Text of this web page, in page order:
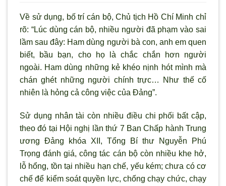
Về sử dụng, bố trí cán bộ, Chủ tịch Hồ Chí Minh chỉ
rõ: “Lúc dùng cán bộ, nhiều người đã phạm vào sai
lầm sau đây: Ham dùng người bà con, anh em quen
biết, bầu bạn, cho họ là chắc chắn hơn người
ngoài. Ham dùng những kẻ khéo nịnh hót mình mà
chán ghét những người chính trực… Như thế cố
nhiên là hỏng cả công việc của Đảng”.
Sử dụng nhân tài còn nhiều điều chi phối bất cập,
theo đó tại Hội nghị lần thứ 7 Ban Chấp hành Trung
ương Đảng khóa XII, Tổng Bí thư Nguyễn Phú
Trọng đánh giá, công tác cán bộ còn nhiều khe hở,
lỗ hổng, tồn tại nhiều hạn chế, yếu kém; chưa có cơ
chế để kiểm soát quyền lực, chống chạy chức, chạy